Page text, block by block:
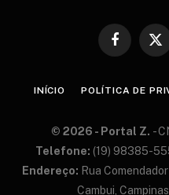
Facebook
X
INÍCIO POLÍTICA DE
© 2026 - Portal Z. -
Te​lefone: (19) 98​385-​
En​der​eço: Rua
Cam​bui,